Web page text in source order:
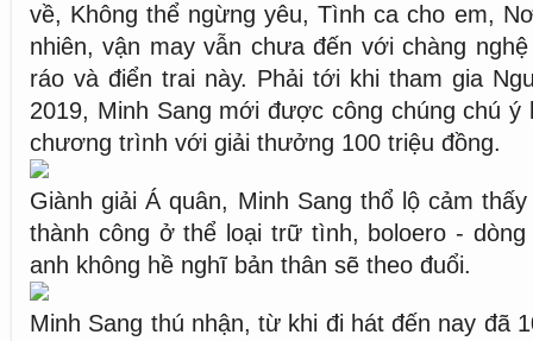
về, Không thể ngừng yêu, Tình ca cho em,
nhiên, vận may vẫn chưa đến với chàng
ráo và điển trai này. Phải tới khi tham gia
2019, Minh Sang mới được công chúng chú ý
chương trình với giải thưởng 100 triệu đồng.
Giành giải Á quân, Minh Sang thổ lộ cảm
thành công ở thể loại trữ tình, boloero -
anh không hề nghĩ bản thân sẽ theo đuổi.
Minh Sang thú nhận, từ khi đi hát đến nay đã